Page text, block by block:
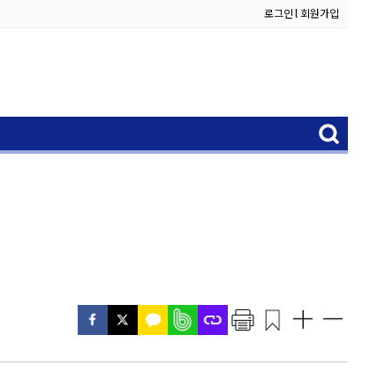
로그인l 회원가입